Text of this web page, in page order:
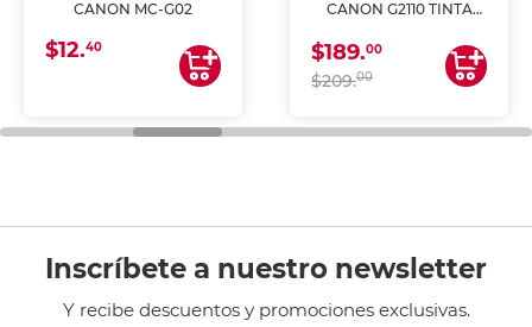
CANON MC-G02
$12.40
CANON G2110 TINTA
$189.00
$209.00
Inscríbete a nuestro newsletter
Y recibe descuentos y promociones exclusivas.